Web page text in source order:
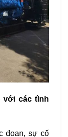
với các tình
đoan, sự cố